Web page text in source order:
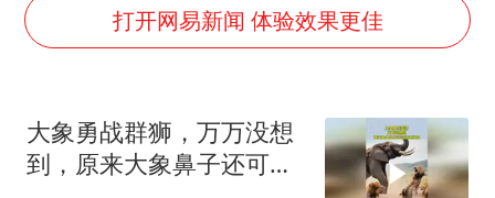
人贩子“梅姨”真实姓名曝光
多专业取消艺考 文化工作者要有文化
“银行午休1.5小时”留个窗口行不行
打开网易新闻 体验效果更佳
大象勇战群狮，万万没想
到，原来大象鼻子还可以